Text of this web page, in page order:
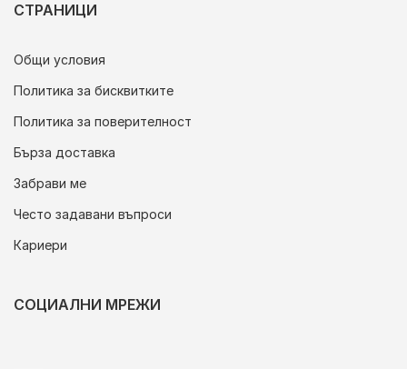
СТРАНИЦИ
Общи условия
Политика за бисквитките
Политика за поверителност
Бърза доставка
Забрави ме
Често задавани въпроси
Кариери
СОЦИАЛНИ МРЕЖИ